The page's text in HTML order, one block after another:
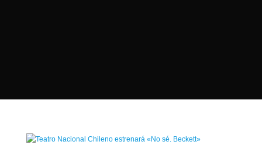
ESTADO DE CHILE